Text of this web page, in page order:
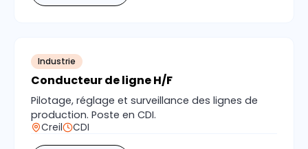
Industrie
Conducteur de ligne H/F
Pilotage, réglage et surveillance des lignes de
production. Poste en CDI.
Creil CDI